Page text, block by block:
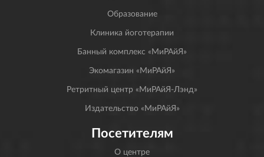
Образование
Клиника йоготерапии
Банный комплекс «МиРАйЯ»
Экомагазин «МиРАйЯ»
Ретритный центр «МиРАйЯ-Лэнд»
Издательство «МиРАйЯ»
Посетителям
О центре